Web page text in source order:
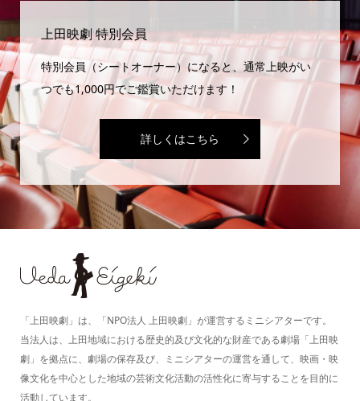
上田映劇 特別会員
特別会員（シートオーナー）になると、通常上映がい
つでも1,000円でご鑑賞いただけます！
詳しくはこちら
「上田映劇」は、「NPO法人 上田映劇」が運営するミニシアターです。
当法人は、上田地域における歴史的及び文化的な財産である劇場「上田映
劇」を拠点に、劇場の保存及び、ミニシアターの運営を通して、映画・映
像文化を中心とした地域の芸術文化活動の活性化に寄与することを目的に
活動しています。